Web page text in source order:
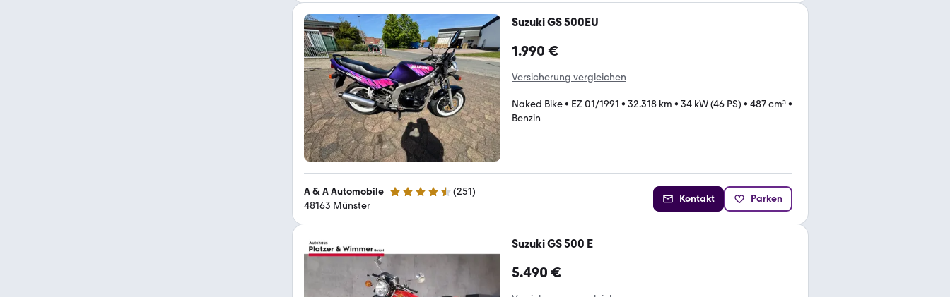
Suzuki GS 500EU
1.990 €
Versicherung vergleichen
Naked Bike• EZ 01/1991 • 32.318 km • 34 kW (46 PS) • 487 cm³•
Benzin
A & A Automobile 4.5 Sterne (251)
48163 Münster
Kontakt Parken
Suzuki GS 500 E
5.490 €